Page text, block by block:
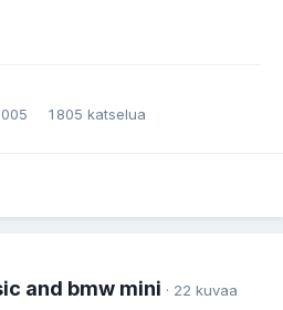
1 805 katselua
and bmw mini · 22 kuvaa